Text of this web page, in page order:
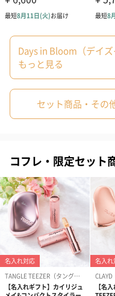
炭酸水素
【バスフラ
ラウレス
料、水、メ
赤227、黄4
【封かんシ
【外箱、緩
重さ/内容量
バスフィズ
パッケージ外
装
化粧箱
製造国
保存方法
高温多湿、
ころで保管
お届けからの
使用期限
約2年
Days in Bloom（デイ
もっと見る
セット商品・その
コフレ・限定セット